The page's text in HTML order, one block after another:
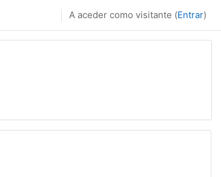
A aceder como visitante (Entrar)